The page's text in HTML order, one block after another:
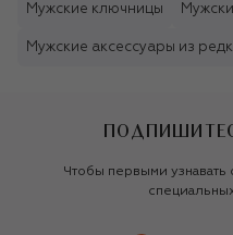
Мужские ключницы
Мужские аксессуары из
Чтобы первыми